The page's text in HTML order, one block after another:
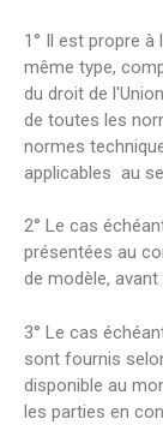
1° Il est propre à
même type,
du droit de
de toutes les
normes
applicables au
2° Le cas
présentées au
de modèle,
3° Le cas
sont fournis
disponible au
les parties en